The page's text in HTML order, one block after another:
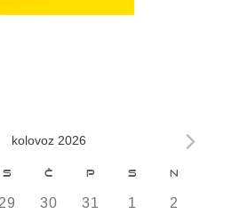
kolovoz 2026
S Č P S N
0
29
0
30
0
31
0
1
0
2